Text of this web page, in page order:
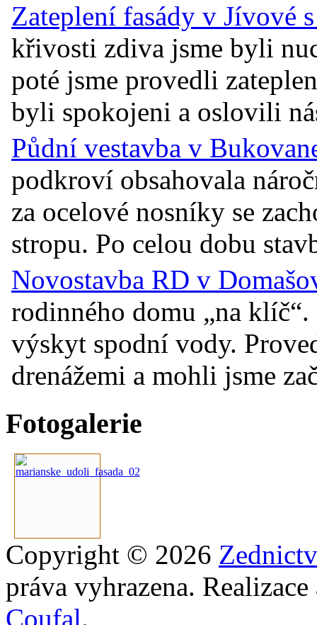
Zateplení fasády v Jívové
křivosti zdiva jsme byli
poté jsme provedli
byli spokojeni a oslovili
Půdní vestavba v
podkroví obsahovala
za ocelové nosníky se
stropu. Po celou dobu
Novostavba RD v
rodinného domu „na
výskyt spodní vody.
drenážemi a mohli jsme
Fotogalerie
Copyright © 2026
práva vyhrazena.
Coufal.